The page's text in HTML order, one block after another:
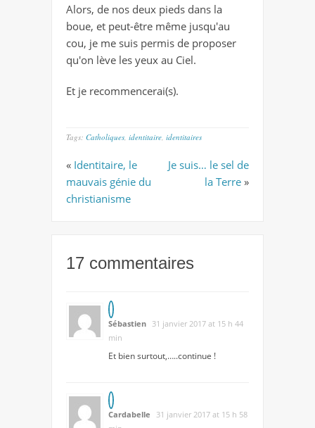
Alors, de nos deux pieds dans la
boue, et peut-être même jusqu'au
cou, je me suis permis de proposer
qu'on lève les yeux au Ciel.
Et je recommencerai(s).
Tags: Catholiques, identitaire, identitaires
« Identitaire, le
mauvais génie du
christianisme
Je suis… le sel de
la Terre »
17 commentaires
Sébastien 31 janvier 2017 at 15 h 44
min
Et bien surtout,…..continue !
Cardabelle
31 janvier 2017 at 15 h 58